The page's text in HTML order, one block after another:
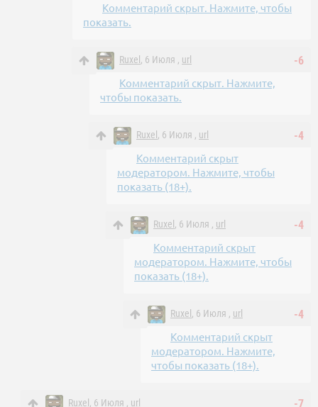
Комментарий скрыт. Нажмите, чтобы
показать.
-6
Ruxel , 6 Июля , url
Комментарий скрыт. Нажмите,
чтобы показать.
-4
Ruxel , 6 Июля , url
Комментарий скрыт
модератором. Нажмите, чтобы
показать (18+).
-4
Ruxel , 6 Июля , url
Комментарий скрыт
модератором. Нажмите, чтобы
показать (18+).
-4
Ruxel , 6 Июля , url
Комментарий скрыт
модератором. Нажмите,
чтобы показать (18+).
-7
Ruxel , 6 Июля , url